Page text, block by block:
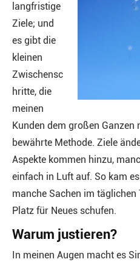
langfristige
Ziele; und
es gibt die
kleinen
Zwischensc
hritte, die
meinen
Kunden dem großen Ganzen
bewährte Methode. Ziele
Aspekte kommen hinzu,
einfach in Luft auf. So kam
manche Sachen im
Platz für Neues schufen.
Warum justieren?
In meinen Augen macht es